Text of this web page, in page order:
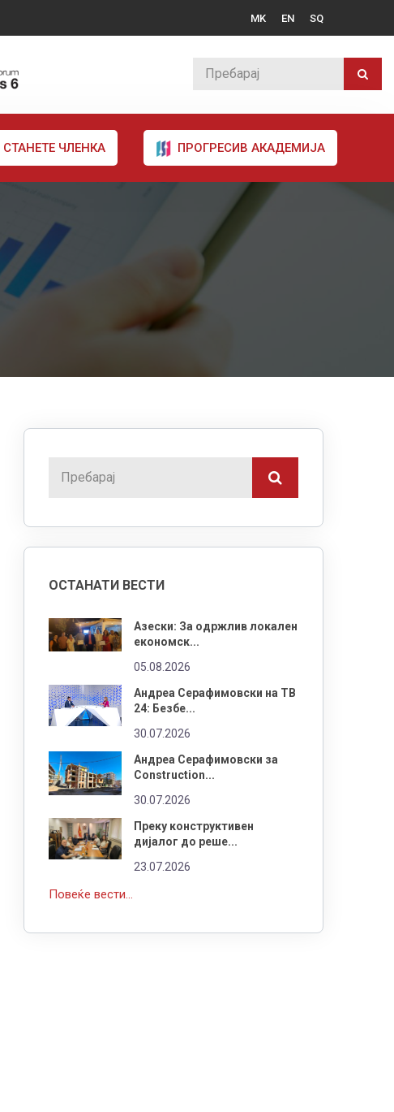
MK EN SQ
СТАНЕТЕ ЧЛЕНКА ПРОГРЕСИВ АКАДЕМИЈА
ОСТАНАТИ ВЕСТИ
Азески: За одржлив локален
економск...
05.08.2026
Андреа Серафимовски на ТВ
24: Безбе...
30.07.2026
Андреа Серафимовски за
Construction...
30.07.2026
Преку конструктивен
дијалог до реше...
23.07.2026
Повеќе вести...